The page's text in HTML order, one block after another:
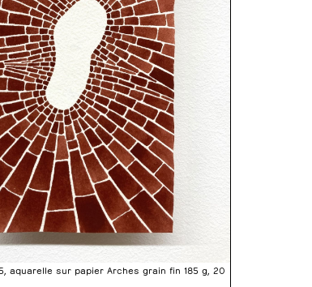
aquarelle sur papier Arches grain fin 185 g, 20